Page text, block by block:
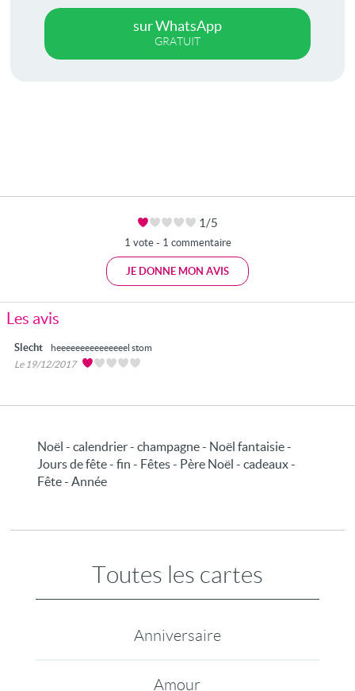
sur WhatsApp
GRATUIT
1/5
1 vote - 1 commentaire
JE DONNE MON AVIS
Les avis
Slecht
heeeeeeeeeeeeeeel stom
Le 19/12/2017
Noël - calendrier - champagne - Noël fantaisie -
Jours de fête - fin - Fêtes - Père Noël - cadeaux -
Fête - Année
Toutes les cartes
Anniversaire
Amour